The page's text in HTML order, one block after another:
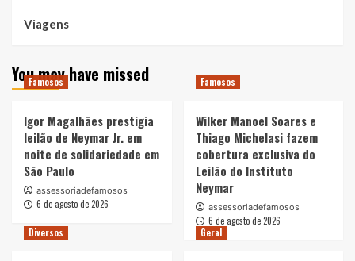
Viagens
You may have missed
Famosos
Igor Magalhães prestigia
leilão de Neymar Jr. em
noite de solidariedade em
São Paulo
assessoriadefamosos
6 de agosto de 2026
Famosos
Wilker Manoel Soares e
Thiago Michelasi fazem
cobertura exclusiva do
Leilão do Instituto
Neymar
assessoriadefamosos
6 de agosto de 2026
Diversos
Geral